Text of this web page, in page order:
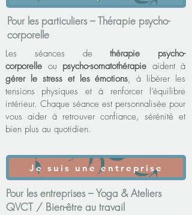
Pour les particuliers – Thérapie psycho-
corporelle
Les séances dethérapie psycho-
corporelle ou psycho-somatothérapie aident à
gérer le stress et les émotions, à libérer les
tensions physiques et à renforcer l’équilibre
intérieur. Chaque séance est personnalisée pour
vous aider à retrouver confiance, sérénité et
bien plus au quotidien.
Je suis une entreprise
Pour les entreprises – Yoga & Ateliers
QVCT / Bien-être au travail